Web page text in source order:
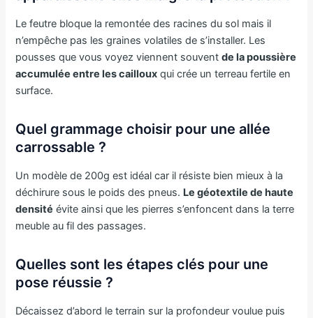
Le feutre bloque la remontée des racines du sol mais il
n’empêche pas les graines volatiles de s’installer. Les
pousses que vous voyez viennent souventde la poussière
accumulée entre les cailloux qui crée un terreau fertile en
surface.
Quel grammage choisir pour une allée
carrossable ?
Un modèle de 200g est idéal car il résiste bien mieux à la
déchirure sous le poids des pneus. Le géotextile de haute
densité évite ainsi que les pierres s’enfoncent dans la terre
meuble au fil des passages.
Quelles sont les étapes clés pour une
pose réussie ?
Décaissez d’abord le terrain sur la profondeur voulue puis